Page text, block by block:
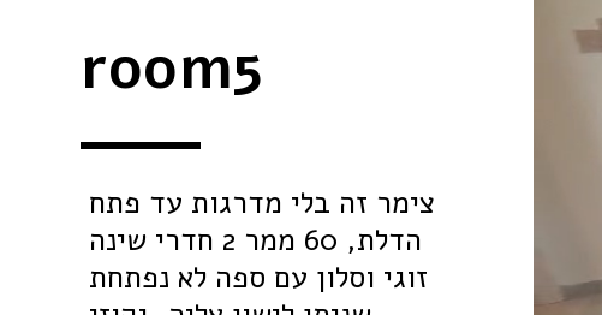
room5